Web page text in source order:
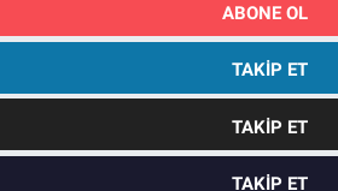
ABONE OL
TAKIP ET
TAKIP ET
TAKIP ET